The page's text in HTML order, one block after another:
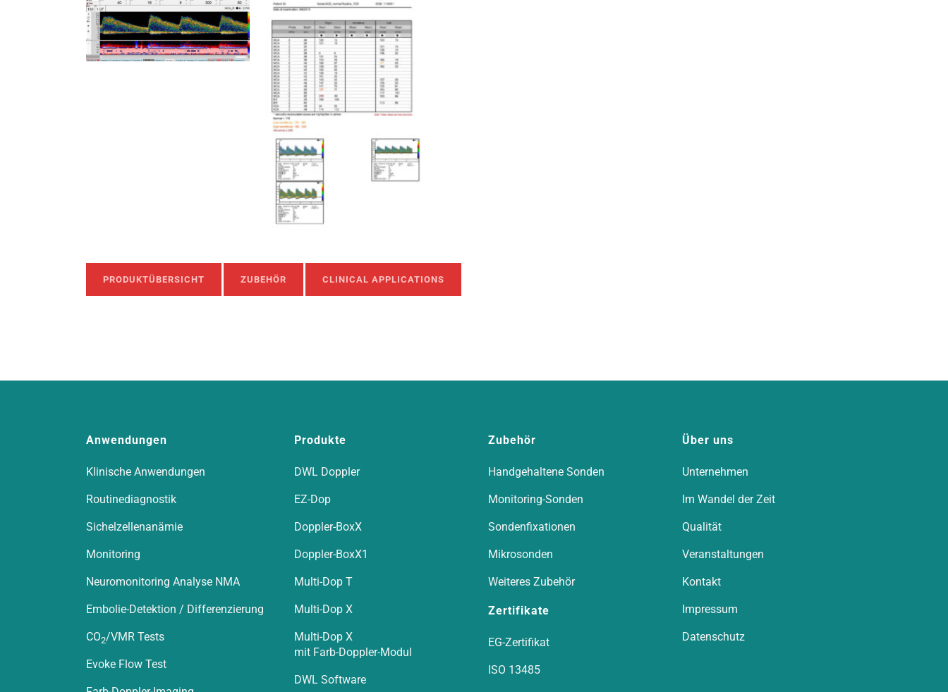
PRODUKTÜBERSICHT ZUBEHÖR CLINICAL APPLICATIONS
Anwendungen
Klinische Anwendungen
Routinediagnostik
Sichelzellenanämie
Monitoring
Neuromonitoring Analyse NMA
Embolie-Detektion / Differenzierung
CO2/VMR Tests
Evoke Flow Test
Produkte
DWL Doppler
EZ-Dop
Doppler-BoxX
Doppler-BoxX1
Multi-Dop T
Multi-Dop X
Multi-Dop X
mit Farb-Doppler-Modul
DWL Software
Zubehör
Handgehaltene Sonden
Monitoring-Sonden
Sondenfixationen
Mikrosonden
Weiteres Zubehör
Zertifikate
EG-Zertifikat
ISO 13485
Über uns
Unternehmen
Im Wandel der Zeit
Qualität
Veranstaltungen
Kontakt
Impressum
Datenschutz